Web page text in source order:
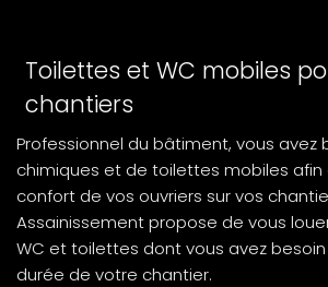
Toilettes et WC mobiles
chantiers
Professionnel du bâtiment, vous avez
chimiques et de toilettes mobiles afin
confort de vos ouvriers sur vos
Assainissement propose de vous
WC et toilettes dont vous avez
durée de votre chantier.